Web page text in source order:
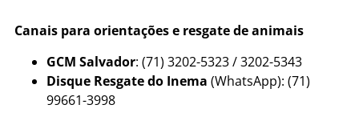
Canais para orientações e resgate de animais
GCM Salvador: (71) 3202-5323 / 3202-5343
Disque Resgate do Inema (WhatsApp): (71)
99661-3998